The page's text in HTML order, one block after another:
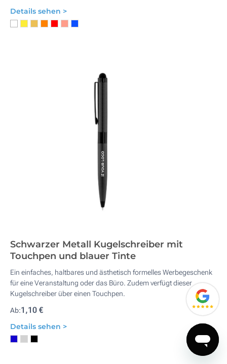
Details sehen >
Schwarzer Metall Kugelschreiber mit
Touchpen und blauer Tinte
Ein einfaches, haltbares und ästhetisch formelles Werbegeschenk
für eine Veranstaltung oder das Büro. Zudem verfügt dieser
Kugelschreiber über einen Touchpen.
Ab:1,10 €
Details sehen >